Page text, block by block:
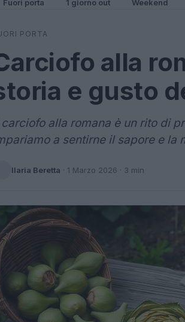
Fuori porta 1 giorno out Weekend
PORTA
alla
e gusto
carciofo alla romana è un rito di
a sentirne il sapore e la
Ilaria Beretta · 1 Marzo 2026 · 3 min